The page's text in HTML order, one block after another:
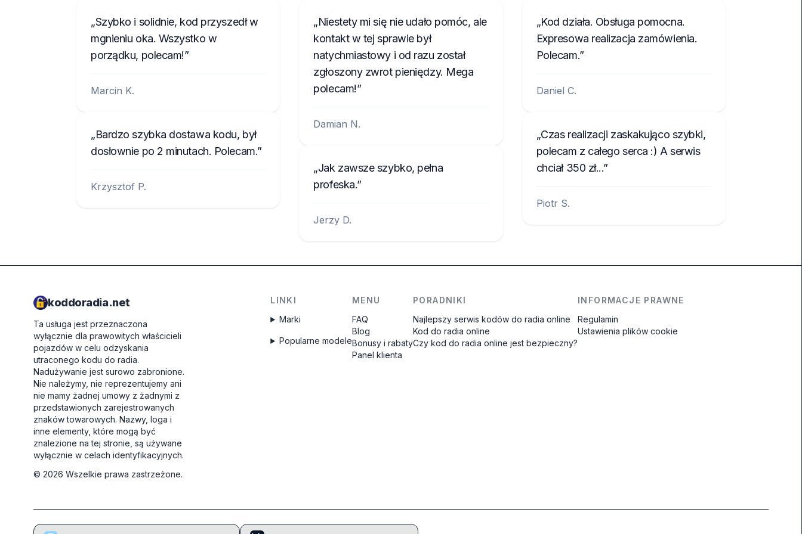
Szybko i solidnie, kod przyszedł w
mgnieniu oka. Wszystko w
porządku, polecam!
Marcin K.
Bardzo szybka dostawa kodu, był
dosłownie po 2 minutach. Polecam.
Krzysztof P.
Niestety mi się nie udało pomóc, ale
kontakt w tej sprawie był
natychmiastowy i od razu został
zgłoszony zwrot pieniędzy. Mega
polecam!
Damian N.
Jak zawsze szybko, pełna
profeska.
Jerzy D.
Kod działa. Obsługa pomocna.
Expresowa realizacja zamówienia.
Polecam.
Daniel C.
Czas realizacji zaskakująco szybki,
polecam z całego serca :) A serwis
chciał 350 zł...
Piotr S.
koddoradia.net
Ta usługa jest przeznaczona
wyłącznie dla prawowitych właścicieli
pojazdów w celu odzyskania
utraconego kodu do radia.
Nadużywanie jest surowo zabronione.
Nie należymy, nie reprezentujemy ani
nie mamy żadnej umowy z żadnymi z
przedstawionych zarejestrowanych
znaków towarowych. Nazwy, loga i
inne elementy, które mogą być
znalezione na tej stronie, są używane
wyłącznie w celach identyfikacyjnych.
© 2026 Wszelkie prawa zastrzeżone.
LINKI
Marki
Popularne modele
MENU
FAQ
Blog
Bonusy i rabaty
Panel klienta
PORADNIKI
Najlepszy serwis kodów do radia online
Kod do radia online
Czy kod do radia online jest bezpieczny?
INFORMACJE PRAWNE
Regulamin
Ustawienia plików cookie